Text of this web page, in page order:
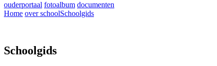
ouderportaal fotoalbum documenten
Home over schoolSchoolgids
Schoolgids